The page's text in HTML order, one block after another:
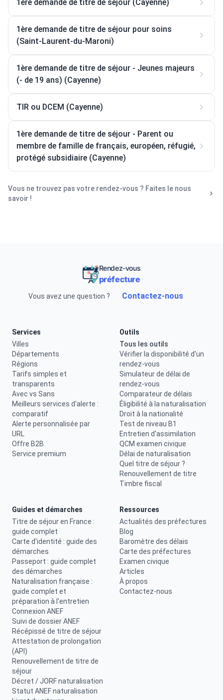
1ère demande de titre de séjour (Cayenne)
1ère demande de titre de séjour pour soins
(Saint-Laurent-du-Maroni)
1ère demande de titre de séjour - Jeunes majeurs
(- de 19 ans) (Cayenne)
TIR ou DCEM (Cayenne)
1ère demande de titre de séjour - Parent ou
membre de famille de français, européen, réfugié,
protégé subsidiaire (Cayenne)
Vous ne trouvez pas votre rendez-vous ? Faites le nous
savoir !
Rendez-vous
préfecture
Vous avez une question ? Contactez-nous
Services
Villes
Départements
Régions
Tarifs simples et
transparents
Avec vs Sans
Meilleurs services d'alerte :
comparatif
Alerte personnalisée par
URL
Offre B2B
Service premium
Outils
Tous les outils
Vérifier la disponibilité d'un
rendez-vous
Simulateur de délai de
rendez-vous
Comparateur de délais
Éligibilité à la naturalisation
Droit à la nationalité
Test de niveau B1
Entretien d'assimilation
QCM examen civique
Délai de naturalisation
Quel titre de séjour ?
Renouvellement de titre
Timbre fiscal
Guides et démarches
Titre de séjour en France :
guide complet
Carte d'identité : guide des
démarches
Passeport : guide complet
des démarches
Naturalisation française :
guide complet et
préparation à l'entretien
Connexion ANEF
Suivi de dossier ANEF
Récépissé de titre de séjour
Attestation de prolongation
(API)
Renouvellement de titre de
séjour
Décret / JORF naturalisation
Statut ANEF naturalisation
Ressources
Actualités des préfectures
Blog
Baromètre des délais
Carte des préfectures
Examen civique
Articles
À propos
Contactez-nous